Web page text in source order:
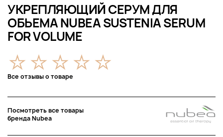
УКРЕПЛЯЮЩИЙ СЕРУМ ДЛЯ
ОБЬЕМА NUBEA SUSTENIA SERUM
FOR VOLUME
Все отзывы о товаре
Посмотреть все товары
бренда Nubea